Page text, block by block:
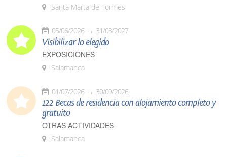
Santa Marta de Tormes
05/06/2026 31/03/2027
Visibilizar lo elegido
EXPOSICIONES
Salamanca
01/07/2026 30/09/2026
122 Becas de residencia con alojamiento completo y
gratuito
OTRAS ACTIVIDADES
Salamanca